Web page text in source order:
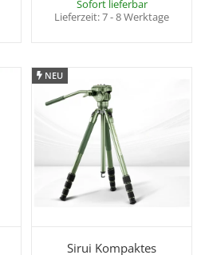
Sofort lieferbar
Lieferzeit:7 - 8 Werktage
NEU
NEU
Sirui Kompaktes